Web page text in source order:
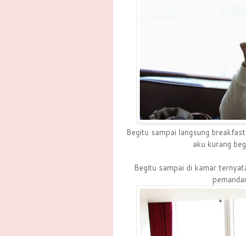
Begitu sampai langsung
aku kurang
Begitu sampai di kamar